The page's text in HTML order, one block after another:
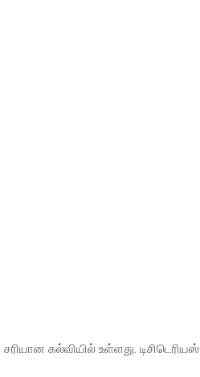
கல்வியில் உள்ளது. டிசிடெரியஸ்